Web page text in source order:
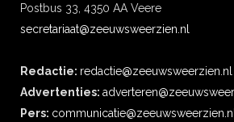
Postbus 33, 4350 AA Veere
secretariaat@zeeuwsweerzien.nl
Redactie: redactie@zeeuwsweerzien.nl
Advertenties:
Pers: communicatie@zeeuwsweerzien.nl